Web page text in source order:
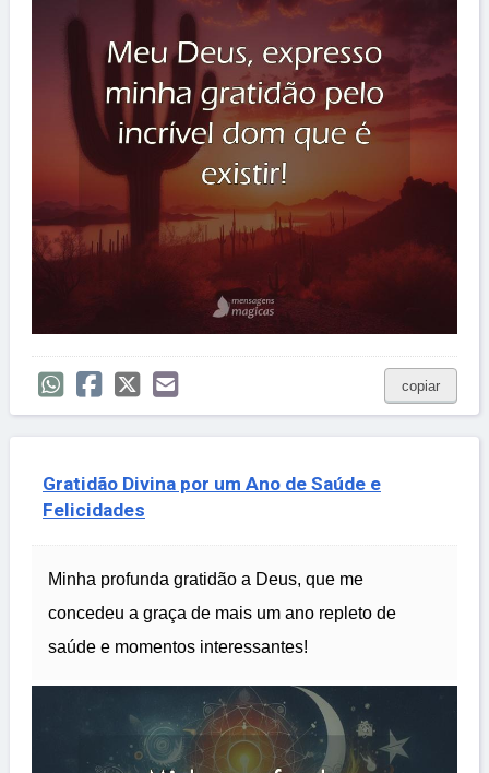
copiar
Gratidão Divina por um Ano de Saúde e
Felicidades
Minha profunda gratidão a Deus, que me
concedeu a graça de mais um ano repleto de
saúde e momentos interessantes!